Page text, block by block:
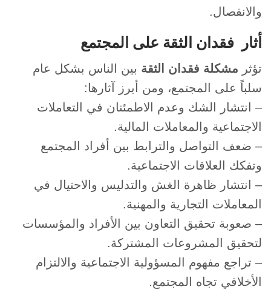
والانفصال.
أثار فقدان الثقة على المجتمع
تؤثر مشكلة فقدان الثقة بين الناس بشكل عام
سلباً على المجتمع، ومن أبرز آثارها:
– انتشار الشك وعدم الاطمئنان في التعاملات
الاجتماعية والمعاملات المالية.
– ضعف التواصل والترابط بين أفراد المجتمع
وتفكك العلاقات الاجتماعية.
– انتشار ظاهرة الغش والتدليس والاحتيال في
المعاملات التجارية والمهنية.
– صعوبة تحقيق التعاون بين الأفراد والمؤسسات
لتحقيق المشروعات المشتركة.
– تراجع مفهوم المسؤولية الاجتماعية والالتزام
الأخلاقي تجاه المجتمع.